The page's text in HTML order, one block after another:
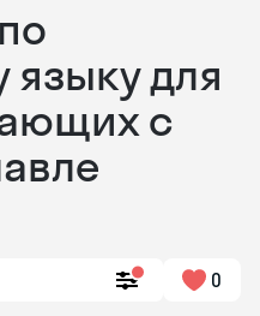
языку для
с
0